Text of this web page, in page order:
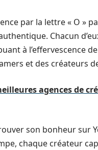
par la lettre « O »
Chacun
à l’effervescence
et des créateurs
agences de
son bonheur sur
chaque créateur